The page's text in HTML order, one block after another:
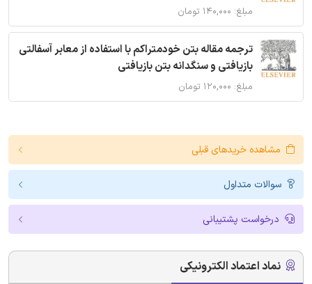
مبلغ: ۱۴۰,۰۰۰ تومان
ترجمه مقاله بتن خودمتراکم با استفاده از معابر آسفالتی
بازیافتی و سنگدانه بتن بازیافتی
مبلغ: ۱۲۰,۰۰۰ تومان
مشاهده خریدهای قبلی
سوالات متداول
درخواست پشتیبانی
نماد اعتماد الکترونیکی